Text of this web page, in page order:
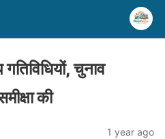
चुनाव
की
1 year ago